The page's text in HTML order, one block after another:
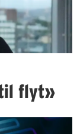
til flyt»